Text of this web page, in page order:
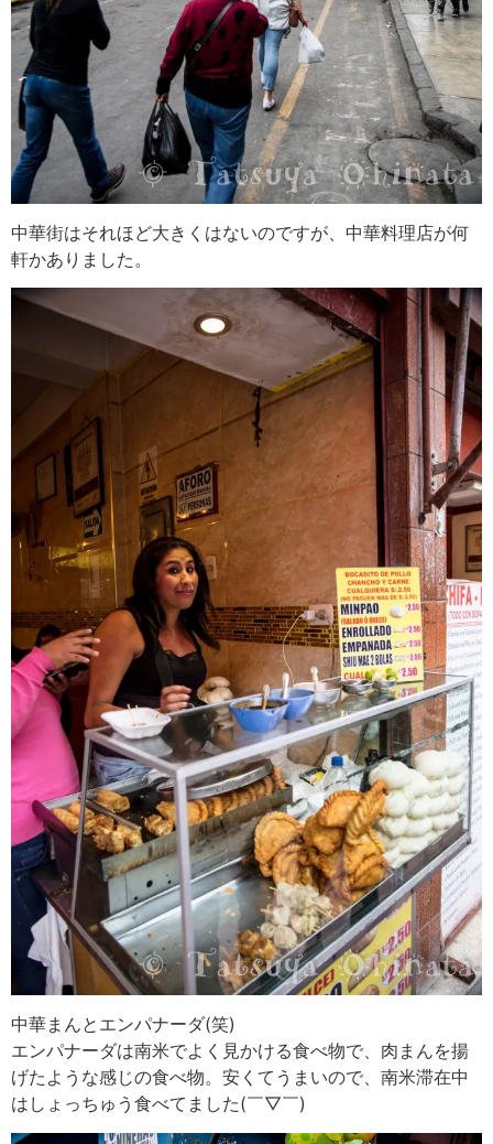
中華街はそれほど大きくはないのですが、中華料理店が何
軒かありました。
中華まんとエンパナーダ(笑)
エンパナーダは南米でよく見かける食べ物で、肉まんを揚
げたような感じの食べ物。安くてうまいので、南米滞在中
はしょっちゅう食べてました(￣▽￣)